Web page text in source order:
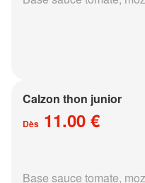
Calzon thon junior
Dès 11.00 €
Base sauce tomate,